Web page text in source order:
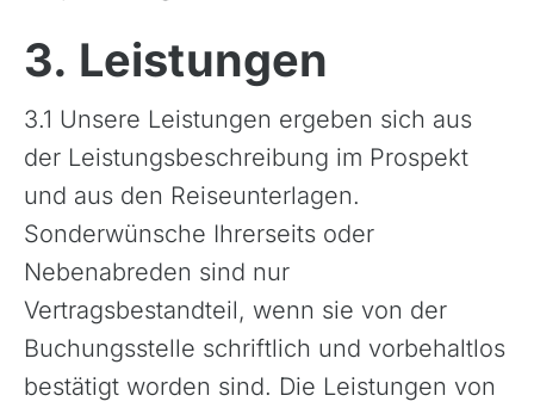
3. Leistungen
3.1 Unsere Leistungen ergeben sich aus
der Leistungsbeschreibung im Prospekt
und aus den Reiseunterlagen.
Sonderwünsche Ihrerseits oder
Nebenabreden sind nur
Vertragsbestandteil, wenn sie von der
Buchungsstelle schriftlich und vorbehaltlos
bestätigt worden sind. Die Leistungen von